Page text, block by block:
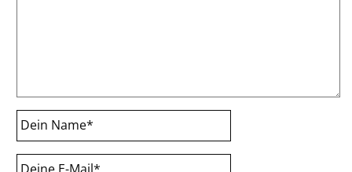
Dein Name*